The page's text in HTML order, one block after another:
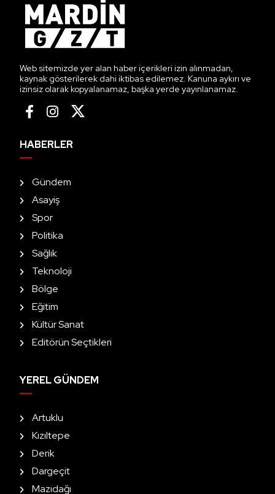
Web sitemizde yer alan haber içerikleri izin alınmadan,
kaynak gösterilerek dahi iktibas edilemez. Kanuna aykırı ve
izinsiz olarak kopyalanamaz, başka yerde yayınlanamaz.
HABERLER
Gündem
Asayiş
Spor
Politika
Sağlık
Teknoloji
Bölge
Eğitim
Kültür Sanat
Editörün Seçtikleri
YEREL GÜNDEM
Artuklu
Kızıltepe
Derik
Dargeçit
Mazıdağı